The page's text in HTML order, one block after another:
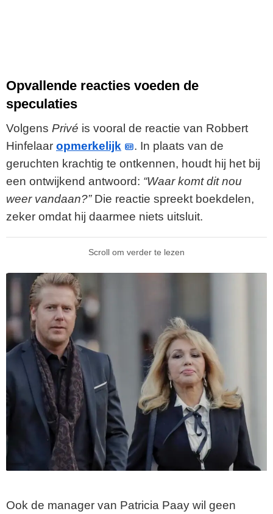
Opvallende reacties voeden de
speculaties
Volgens Privé is vooral de reactie van Robbert
Hinfelaar opmerkelijk
. In plaats van de
geruchten krachtig te ontkennen, houdt hij het bij
een ontwijkend antwoord: “Waar komt dit nou
weer vandaan?”Die reactie spreekt boekdelen,
zeker omdat hij daarmee niets uitsluit.
Scroll om verder te lezen
Ook de manager van Patricia Paay wil geen